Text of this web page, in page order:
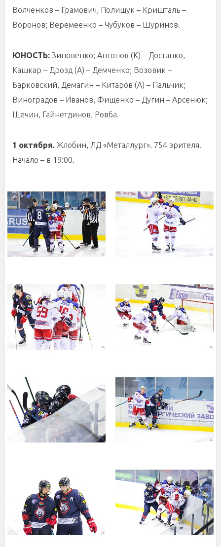
Волченков – Грамович, Полищук – Кришталь –
Воронов; Веремеенко – Чубуков – Шуринов.
ЮНОСТЬ: Зиновенко; Антонов (К) – Достанко,
Кашкар – Дрозд (А) – Демченко; Возовик –
Барковский, Демагин – Китаров (А) – Пальчик;
Виноградов – Иванов, Фищенко – Дугин – Арсенюк;
Щечин, Гайнетдинов, Ровба.
1 октября. Жлобин, ЛД «Металлург». 754 зрителя.
Начало – в 19:00.